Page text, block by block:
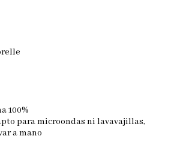
100%
para microondas ni lavavajillas,
a mano